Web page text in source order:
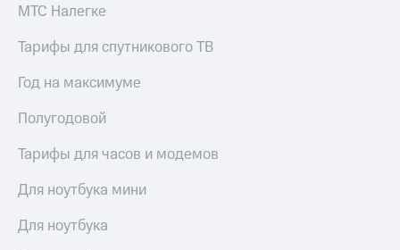
МТС Налегке
Тарифы для спутникового ТВ
Год на максимуме
Полугодовой
Тарифы для часов и модемов
Для ноутбука мини
Для ноутбука